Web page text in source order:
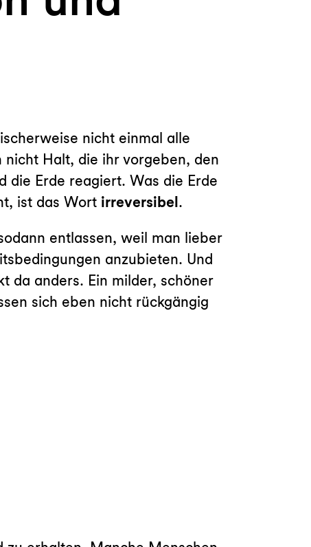
nicht einmal alle
nicht Halt, die ihr vorgeben, den
die Erde reagiert. Was die Erde
ist das Wort irreversibel.
entlassen, weil man lieber
anzubieten. Und
da anders. Ein milder, schöner
sich eben nicht rückgängig